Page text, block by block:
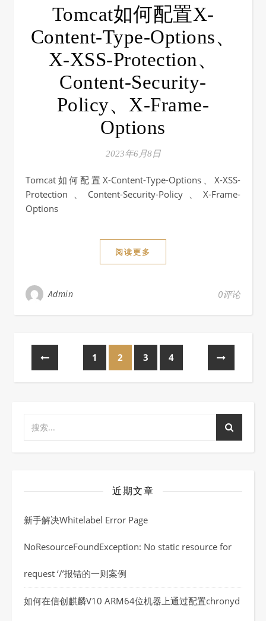
Tomcat如何配置X-
Content-Type-Options、
X-XSS-Protection、
Content-Security-
Policy、X-Frame-
Options
2023年6月8日
Tomcat如何配置X-Content-Type-Options、X-XSS-
Protection、Content-Security-Policy、X-Frame-
Options
阅读更多
Admin 0评论
1 2 3 4
近期文章
新手解决Whitelabel Error Page
NoResourceFoundException: No static resource for
request ‘/’报错的一则案例
如何在信创麒麟V10 ARM64位机器上通过配置chronyd